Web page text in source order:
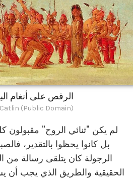
الرقص على أنغام
(Public Domain)
لم يكن "ثنائي الروح" مقبولون
بل كانوا يحظوا بالتقدير،
الرجولة كان يتلقى رسالة من
الحقيقية والطريق الذي يجب أن